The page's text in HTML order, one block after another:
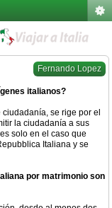
Fernando Lopez
italianos?
se rige por el
la ciudadanía a sus
solo en el caso que
Italiana y se
por matrimonio son